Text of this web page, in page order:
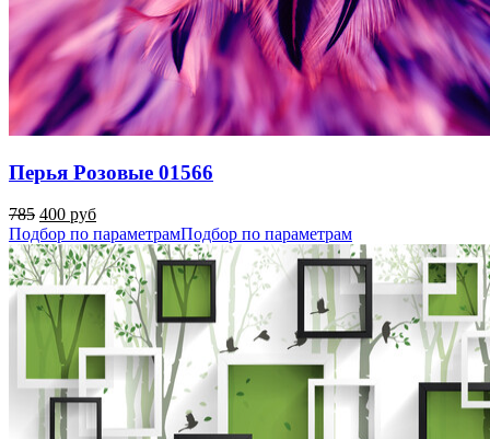
Перья Розовые 01566
785 400 руб
Подбор по параметрамПодбор по параметрам